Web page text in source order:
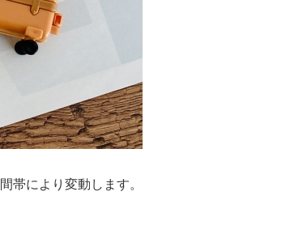
帯により変動します。